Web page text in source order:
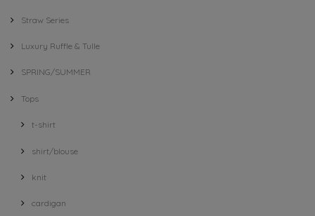
Straw Series
Luxury Ruffle & Tulle
SPRING/SUMMER
Tops
t-shirt
shirt/blouse
knit
cardigan